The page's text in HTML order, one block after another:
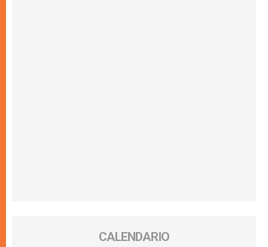
CALENDARIO